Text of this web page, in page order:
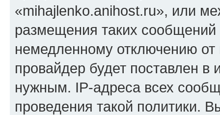
«mihajlenko.anihost.ru», или
размещения таких
немедленному отключению
провайдер будет поставлен в
нужным. IP-адреса всех
проведения такой политики.